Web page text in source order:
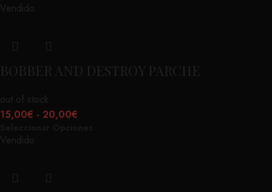
Vendido
BOBBER AND DESTROY PARCHE
out of stock
15,00€ - 20,00€
Vendido